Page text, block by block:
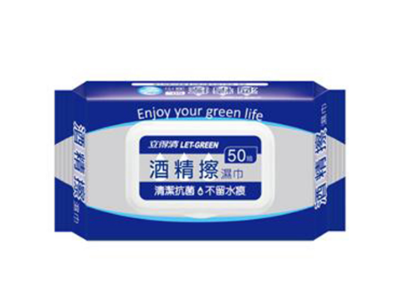
後付繳納相關費用。
※ 交易是否成功請以「AFTEE先享後付 」之結帳頁面顯示為準，若有關於
是否繳費成功／繳費後需取消欲退款等相關疑問，請聯繫「AFTEE先享後付
客戶支援中心」 https://netprotections.freshdesk.com/support/home
【注意事項】
１．透過由恩沛科技股份有限公司提供之「AFTEE先享後付」服務完成之交
易，需依本服務之必要範圍內提供個人資料，並將交易相關給付款項請求債
權轉讓予恩沛科技股份有限公司。
２．關於個人資料處理事宜，請瀏覽以下網址：
付款後7-11取貨
每筆NT$60，滿NT$599(含以上)免運費
每筆NT$120，滿NT$899(含以上)免運費